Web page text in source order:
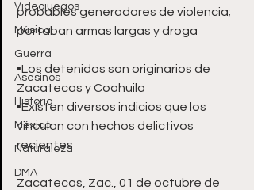
Videojuegos
Música
Guerra
Asesinos
Historia
México
Naturaleza
DMA
probables generadores de violencia;
portaban armas largas y droga
▪️Los detenidos son originarios de
Zacatecas y Coahuila
▪️Existen diversos indicios que los
vinculan con hechos delictivos
recientes
Zacatecas, Zac., 01 de octubre de